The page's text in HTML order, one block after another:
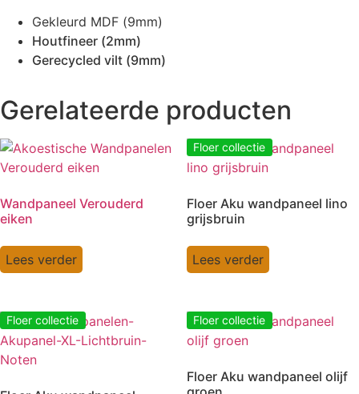
Gekleurd MDF (9mm)
Houtfineer (2mm)
Gerecycled vilt (9mm)
Gerelateerde producten
Wandpaneel Verouderd
eiken
Lees verder
Floer collectie
Floer Aku wandpaneel lino
grijsbruin
Lees verder
Floer collectie Floer collectie
Floer Aku wandpaneel olijf